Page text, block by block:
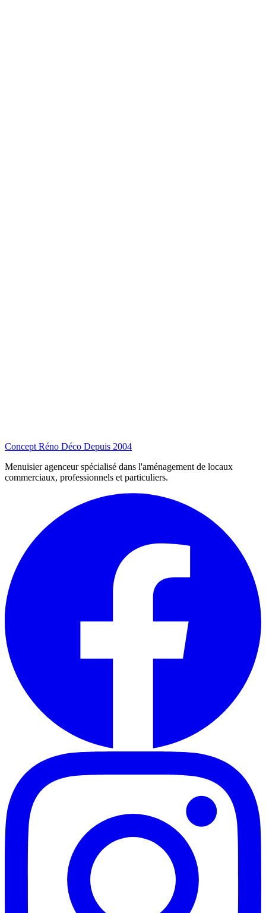
Concept Réno Déco Depuis 2004
Menuisier agenceur spécialisé dans l'aménagement de locaux
commerciaux, professionnels et particuliers.